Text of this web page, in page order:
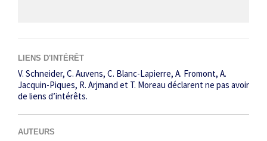
LIENS D'INTÉRÊT
V. Schneider, C. Auvens, C. Blanc-Lapierre, A. Fromont, A.
Jacquin-Piques, R. Arjmand et T. Moreau déclarent ne pas avoir
de liens d’intérêts.
AUTEURS